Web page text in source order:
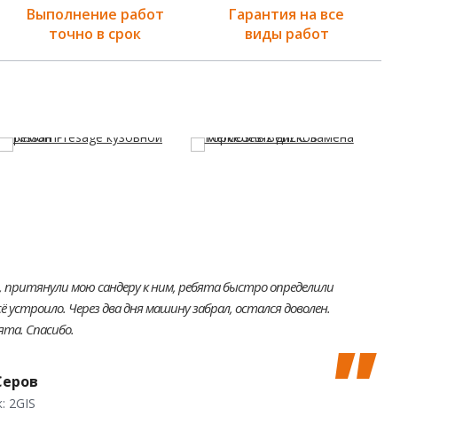
Выполнение работ
точно в срок
Гарантия на все
виды работ
мою сандеру к ним, ребята быстро определили
Через два дня машину забрал, остался доволен.
Спасибо.
2GIS